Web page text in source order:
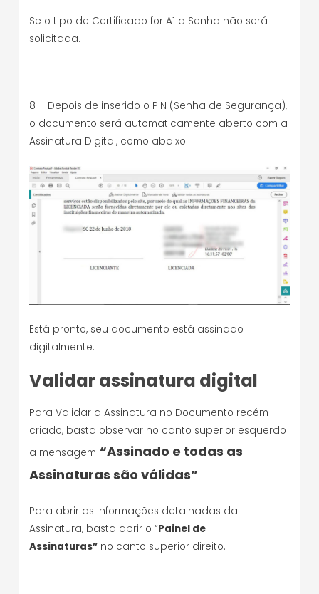
Se o tipo de Certificado for A1 a Senha não será
solicitada.
8 – Depois de inserido o PIN (Senha de Segurança),
o documento será automaticamente aberto com a
Assinatura Digital, como abaixo.
Está pronto, seu documento está assinado
digitalmente.
Validar assinatura digital
Para Validar a Assinatura no Documento recém
criado, basta observar no canto superior esquerdo
a mensagem “Assinado e todas as
Assinaturas são válidas”
Para abrir as informações detalhadas da
Assinatura, basta abrir o “Painel de
Assinaturas” no canto superior direito.